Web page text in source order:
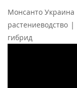
Монсанто Украина
растениеводство |
гибрид